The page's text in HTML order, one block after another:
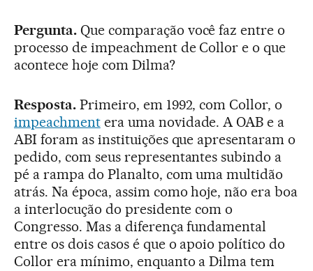
Pergunta.Que comparação você faz entre o
processo de impeachment de Collor e o que
acontece hoje com Dilma?
Resposta. Primeiro, em 1992, com Collor, o
impeachmentera uma novidade. A OAB e a
ABI foram as instituições que apresentaram o
pedido, com seus representantes subindo a
pé a rampa do Planalto, com uma multidão
atrás. Na época, assim como hoje, não era boa
a interlocução do presidente com o
Congresso. Mas a diferença fundamental
entre os dois casos é que o apoio político do
Collor era mínimo, enquanto a Dilma tem